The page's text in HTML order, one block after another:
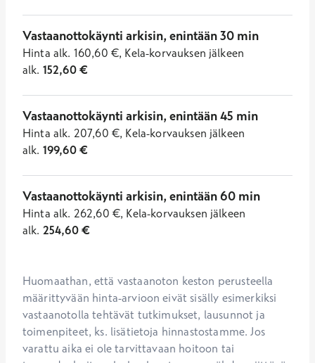
Vastaanottokäynti arkisin, enintään 30 min
Hinta alk. 160,60 €, Kela-korvauksen jälkeen
alk. 152,60€
Vastaanottokäynti arkisin, enintään 45 min
Hinta alk. 207,60 €, Kela-korvauksen jälkeen
alk. 199,60€
Vastaanottokäynti arkisin, enintään 60 min
Hinta alk. 262,60 €, Kela-korvauksen jälkeen
alk. 254,60€
Huomaathan, että vastaanoton keston perusteella
määrittyvään hinta-arvioon eivät sisälly esimerkiksi
vastaanotolla tehtävät tutkimukset, lausunnot ja
toimenpiteet, ks. lisätietoja hinnastostamme. Jos
varattu aika ei ole tarvittavaan hoitoon tai